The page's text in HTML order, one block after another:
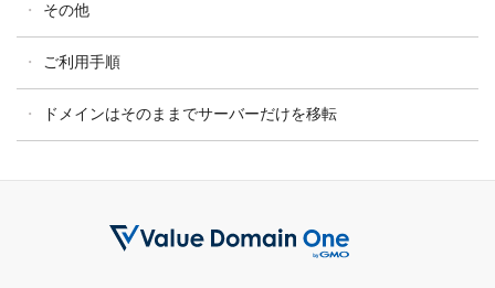
その他
ご利用手順
ドメインはそのままでサーバーだけを移転